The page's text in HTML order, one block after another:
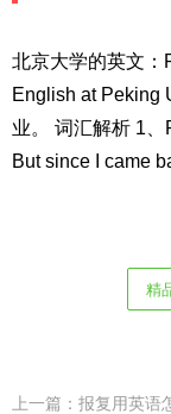
北京大学的英文：
English at Peking
业。 词汇解析 1、
But since I came
精
上一篇： 报复用英语